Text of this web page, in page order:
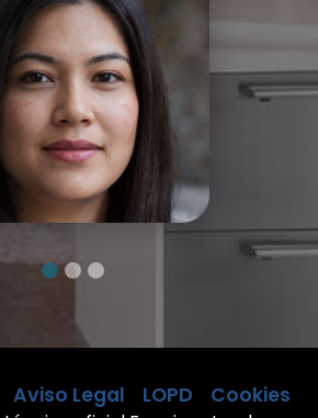
Aviso Legal LOPD Cookies